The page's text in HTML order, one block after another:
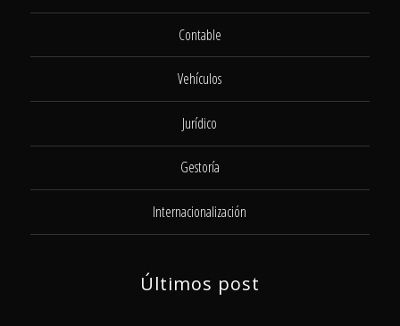
Contable
Vehículos
Jurídico
Gestoría
Internacionalización
Últimos post